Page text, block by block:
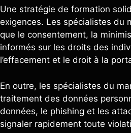
Une stratégie de formation
exigences. Les spécialistes du
que le consentement, la
informés sur les droits des
l’effacement et le droit à la
En outre, les spécialistes du
traitement des données
données, le phishing et les
signaler rapidement toute